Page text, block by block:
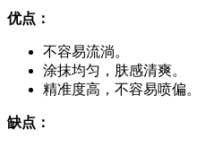
优点：
不容易流淌。
涂抹均匀，肤感清爽。
精准度高，不容易喷偏。
缺点：